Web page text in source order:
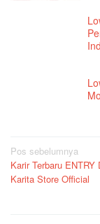
Navigasi
pos
Pos sebelumnya
Karir Terbaru ENTRY
Karita Store Official